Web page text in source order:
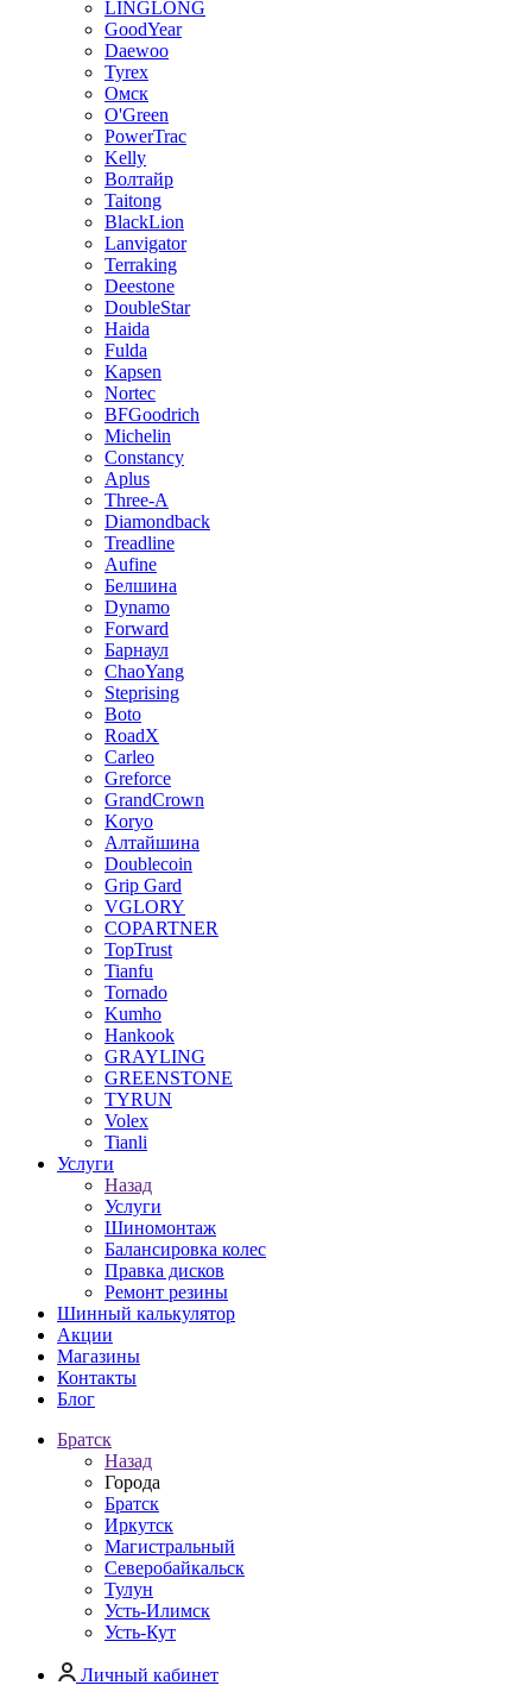
LINGLONG
GoodYear
Daewoo
Tyrex
Омск
O'Green
PowerTrac
Kelly
Волтайр
Taitong
BlackLion
Lanvigator
Terraking
Deestone
DoubleStar
Haida
Fulda
Kapsen
Nortec
BFGoodrich
Michelin
Constancy
Aplus
Three-A
Diamondback
Treadline
Aufine
Белшина
Dynamo
Forward
Барнаул
ChaoYang
Steprising
Boto
RoadX
Carleo
Greforce
GrandCrown
Koryo
Алтайшина
Doublecoin
Grip Gard
VGLORY
COPARTNER
TopTrust
Tianfu
Tornado
Kumho
Hankook
GRAYLING
GREENSTONE
TYRUN
Volex
Tianli
Услуги
Назад
Услуги
Шиномонтаж
Балансировка колес
Правка дисков
Ремонт резины
Шинный калькулятор
Акции
Магазины
Контакты
Блог
Братск
Назад
Города
Братск
Иркутск
Магистральный
Северобайкальск
Тулун
Усть-Илимск
Усть-Кут
Личный кабинет